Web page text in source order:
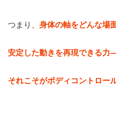
つまり、 身体の軸をどんな場
安定した動きを再現できる
それこそがボディコントロー